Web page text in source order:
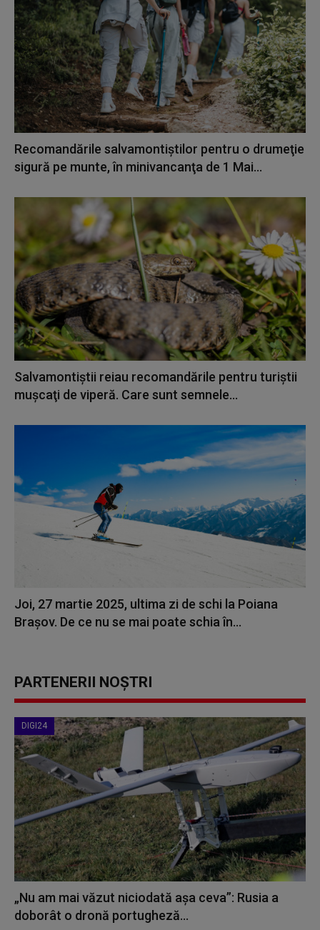
Recomandările salvamontiştilor pentru o drumeţie
sigură pe munte, în minivancanţa de 1 Mai...
Salvamontiştii reiau recomandările pentru turiştii
muşcaţi de viperă. Care sunt semnele...
Joi, 27 martie 2025, ultima zi de schi la Poiana
Brașov. De ce nu se mai poate schia în...
PARTENERII NOȘTRI
DIGI24
„Nu am mai văzut niciodată așa ceva”: Rusia a
doborât o dronă portugheză...